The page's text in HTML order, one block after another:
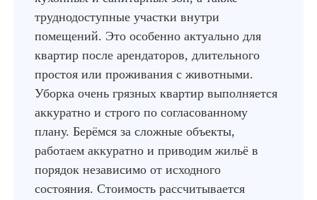
труднодоступные участки внутри
помещений. Это особенно актуально для
квартир после арендаторов, длительного
простоя или проживания с животными.
Уборка очень грязных квартир выполняется
аккуратно и строго по согласованному
плану. Берёмся за сложные объекты,
работаем аккуратно и приводим жильё в
порядок независимо от исходного
состояния. Стоимость рассчитывается